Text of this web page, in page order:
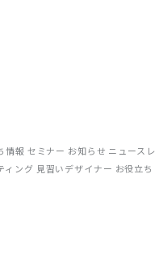
情報 セミナー お知らせ ニュースレ
ィング 見習いデザイナー お役立ち